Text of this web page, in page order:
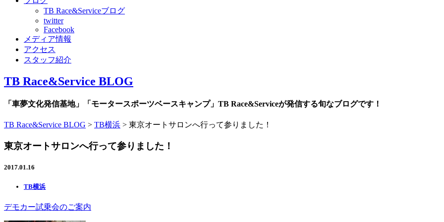
TB Race&Serviceブログ
twitter
Facebook
メディア情報
アクセス
スタッフ紹介
TB Race&Service BLOG
「車夢文化発信基地」「モータースポーツベースキャンプ」TB Race&Serviceが発信する旬なブログです！
TB Race&Service BLOG > TB横浜 > 東京オートサロンへ行って参りました！
東京オートサロンへ行って参りました！
2017.01.16
TB横浜
デモカー試乗会のご案内